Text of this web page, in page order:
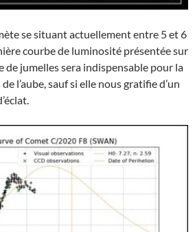
se situant actuellement entre 5 et 6
courbe de luminosité présentée sur
de jumelles sera indispensable pour la
l’aube, sauf si elle nous gratifie d’un